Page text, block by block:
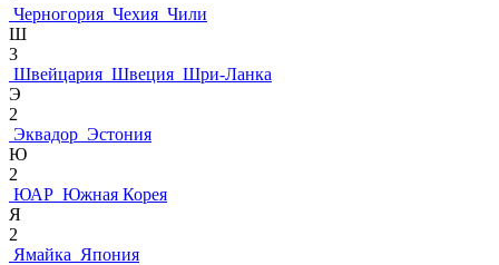
Черногория Чехия Чили
Ш
3
Швейцария Швеция Шри-Ланка
Э
2
Эквадор Эстония
Ю
2
ЮАР Южная Корея
Я
2
Ямайка Япония